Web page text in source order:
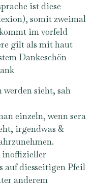
ist diese
somit zweimal
im vorfeld
gilt als mit haut
Dankeschön
sieht, sah
einzeln, wenn sera
irgendwas &
inoffizieller
auf diesseitigen Pfeil
anderem